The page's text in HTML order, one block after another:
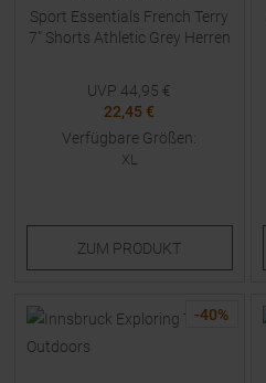
Sport Essentials French Terry
7" Shorts Athletic Grey Herren
UVP 44,95 €
22,45 €
Verfügbare Größen:
XL
ZUM PRODUKT
-40%